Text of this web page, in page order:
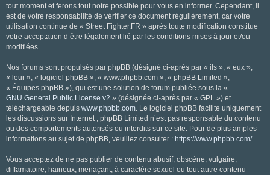
tout moment et ferons tout notre possible pour vous en informer. Cependant, il
est de votre responsabilité de vérifier ce document régulièrement, car votre
utilisation continue de « Street Fighter.FR » après toute modification constitue
votre acceptation d’être légalement lié par les conditions mises à jour et/ou
modifiées.
Nos forums sont propulsés par phpBB (désigné ci-après par « ils », « eux »,
« leur », « logiciel phpBB », « www.phpbb.com », « phpBB Limited »,
« Équipes phpBB »), qui est une solution de forum publiée sous la «
GNU General Public License v2 » (désignée ci-après par « GPL ») et
téléchargeable depuis www.phpbb.com. Le logiciel phpBB facilite uniquement
les discussions sur Internet ; phpBB Limited n’est pas responsable du contenu
ou des comportements autorisés ou interdits sur ce site. Pour de plus amples
informations au sujet de phpBB, veuillez consulter : https://www.phpbb.com/.
Vous acceptez de ne pas publier de contenu abusif, obscène, vulgaire,
diffamatoire, haineux, menaçant, à caractère sexuel ou tout autre contenu